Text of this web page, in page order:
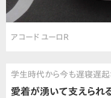
アコード ユーロR
学生時代から今も遅寝遅起
愛着が湧いて支えられ